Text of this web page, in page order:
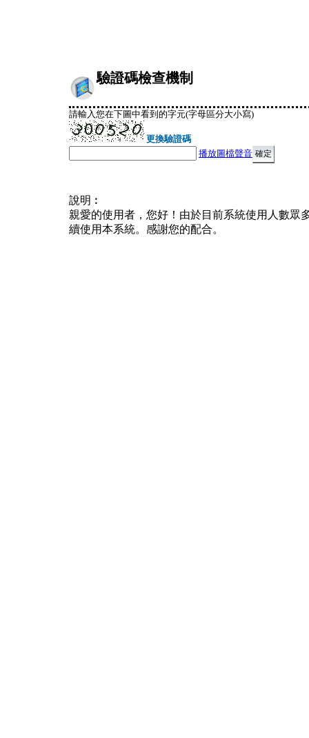
驗證碼檢查機制
請輸入您在下圖中看到的字元(字母區分大小寫)
更換驗證碼
播放圖檔聲音
說明︰
親愛的使用者，您好！由於目前系統使用人數眾
續使用本系統。感謝您的配合。